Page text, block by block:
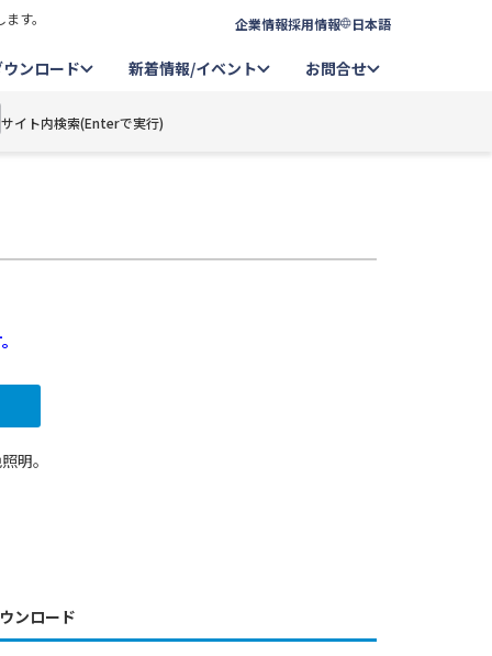
す。 企業情報採用情報 日本語
ウンロード 新着情報/イベント お問合せ
サイト内検索(Enterで実行)
明。
ンロード